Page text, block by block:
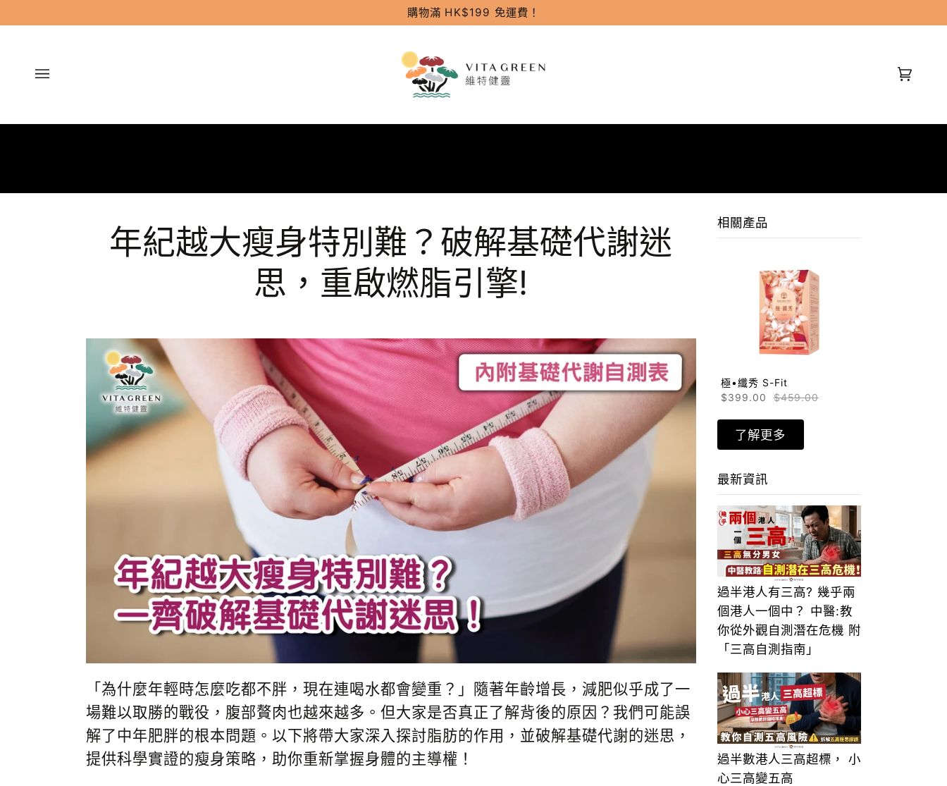
過
購物滿 HK$199 免運費！
年紀越大瘦身特別難？破解基礎代謝迷
思，重啟燃脂引擎!
「為什麼年輕時怎麼吃都不胖，現在連喝水都會變重？」隨著年齡增長，減肥似乎成了一
場難以取勝的戰役，腹部贅肉也越來越多。但大家是否真正了解背後的原因？我們可能誤
解了中年肥胖的根本問題。以下將帶大家深入探討脂肪的作用，並破解基礎代謝的迷思，
提供科學實證的瘦身策略，助你重新掌握身體的主導權！
相關產品
極•纖秀 S-Fit
$399.00
$459.00
了解更多
最新資訊
過半港人有三高? 幾乎兩
個港人一個中？ 中醫:教
你從外觀自測潛在危機 附
「三高自測指南」
過半數港人三高超標， 小
心三高變五高